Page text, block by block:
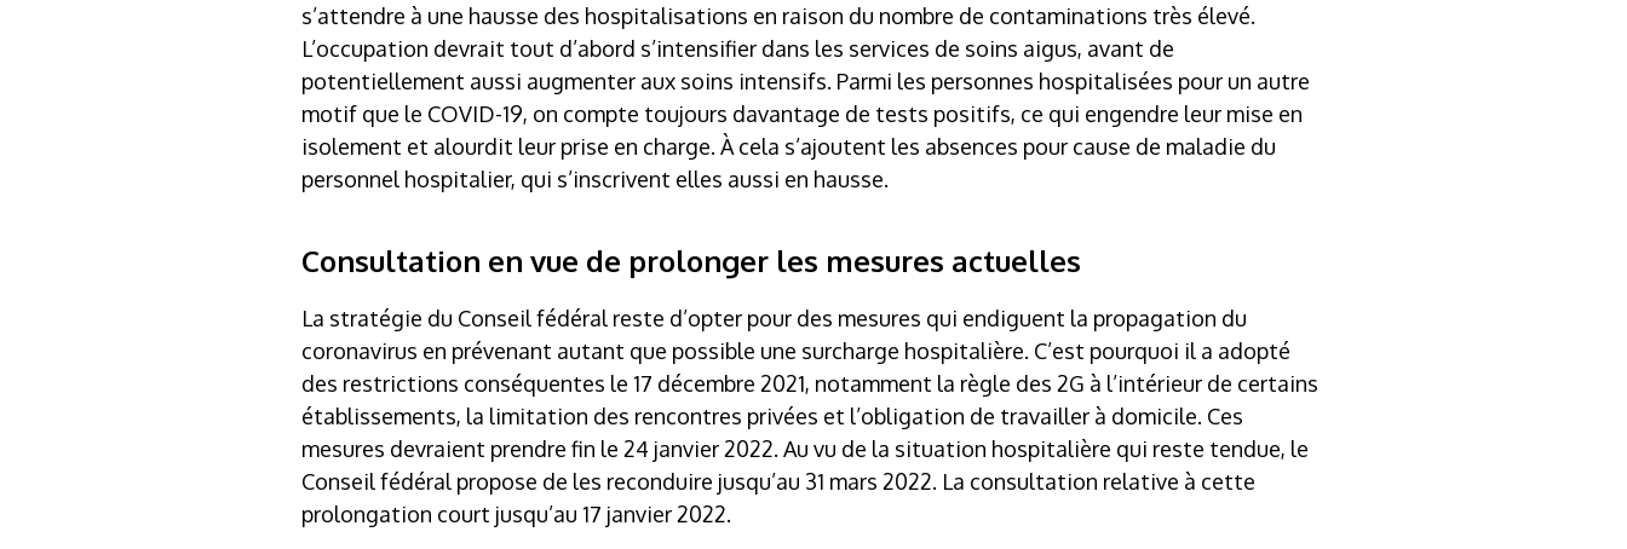
s’attendre à une hausse des hospitalisations en raison du nombre de contaminations très élevé.
L’occupation devrait tout d’abord s’intensifier dans les services de soins aigus, avant de
potentiellement aussi augmenter aux soins intensifs. Parmi les personnes hospitalisées pour un autre
motif que le COVID-19, on compte toujours davantage de tests positifs, ce qui engendre leur mise en
isolement et alourdit leur prise en charge. À cela s’ajoutent les absences pour cause de maladie du
personnel hospitalier, qui s’inscrivent elles aussi en hausse.
Consultation en vue de prolonger les mesures actuelles
La stratégie du Conseil fédéral reste d’opter pour des mesures qui endiguent la propagation du
coronavirus en prévenant autant que possible une surcharge hospitalière. C’est pourquoi il a adopté
des restrictions conséquentes le 17 décembre 2021, notamment la règle des 2G à l’intérieur de certains
établissements, la limitation des rencontres privées et l’obligation de travailler à domicile. Ces
mesures devraient prendre fin le 24 janvier 2022. Au vu de la situation hospitalière qui reste tendue, le
Conseil fédéral propose de les reconduire jusqu’au 31 mars 2022. La consultation relative à cette
prolongation court jusqu’au 17 janvier 2022.